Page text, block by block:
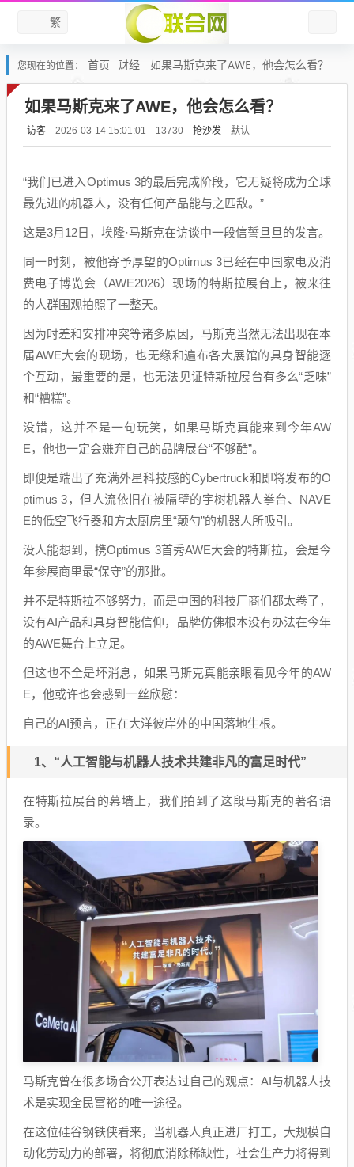
繁
您现在的位置： 首页 财经 如果马斯克来了AWE，他会怎么看？
如果马斯克来了AWE，他会怎么看？
访客 2026-03-14 15:01:01 13730 抢沙发 默认
“我们已进入Optimus 3的最后完成阶段，它无疑将成为全球
最先进的机器人，没有任何产品能与之匹敌。”
这是3月12日，埃隆·马斯克在访谈中一段信誓旦旦的发言。
同一时刻，被他寄予厚望的Optimus 3已经在中国家电及消
费电子博览会（AWE2026）现场的特斯拉展台上，被来往
的人群围观拍照了一整天。
因为时差和安排冲突等诸多原因，马斯克当然无法出现在本
届AWE大会的现场，也无缘和遍布各大展馆的具身智能逐
个互动，最重要的是，也无法见证特斯拉展台有多么“乏味”
和“糟糕”。
没错，这并不是一句玩笑，如果马斯克真能来到今年AW
E，他也一定会嫌弃自己的品牌展台“不够酷”。
即便是端出了充满外星科技感的Cybertruck和即将发布的O
ptimus 3，但人流依旧在被隔壁的宇树机器人拳台、NAVE
E的低空飞行器和方太厨房里“颠勺”的机器人所吸引。
没人能想到，携Optimus 3首秀AWE大会的特斯拉，会是今
年参展商里最“保守”的那批。
并不是特斯拉不够努力，而是中国的科技厂商们都太卷了，
没有AI产品和具身智能信仰，品牌仿佛根本没有办法在今年
的AWE舞台上立足。
但这也不全是坏消息，如果马斯克真能亲眼看见今年的AW
E，他或许也会感到一丝欣慰：
自己的AI预言，正在大洋彼岸外的中国落地生根。
1、“人工智能与机器人技术共建非凡的富足时代”
在特斯拉展台的幕墙上，我们拍到了这段马斯克的著名语
录。
马斯克曾在很多场合公开表达过自己的观点：AI与机器人技
术是实现全民富裕的唯一途径。
在这位硅谷钢铁侠看来，当机器人真正进厂打工，大规模自
动化劳动力的部署，将彻底消除稀缺性，社会生产力将得到